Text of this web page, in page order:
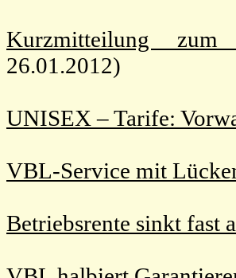
Kurzmitteilung
26.01.2012)
UNISEX – Tarife:
VBL-Service mit
Betriebsrente sinkt fast